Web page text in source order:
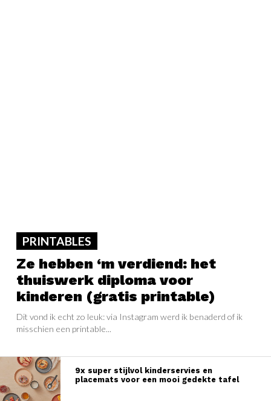
PRINTABLES
Ze hebben ‘m verdiend: het
thuiswerk diploma voor
kinderen (gratis printable)
Dit vond ik echt zo leuk: via Instagram werd ik benaderd of ik
misschien een printable...
9x super stijlvol kinderservies en
placemats voor een mooi gedekte tafel